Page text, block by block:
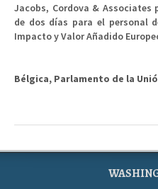
Jacobs, Cordova &
de dos días para el personal
Impacto y Valor Añadido
Bélgica, Parlamento de la